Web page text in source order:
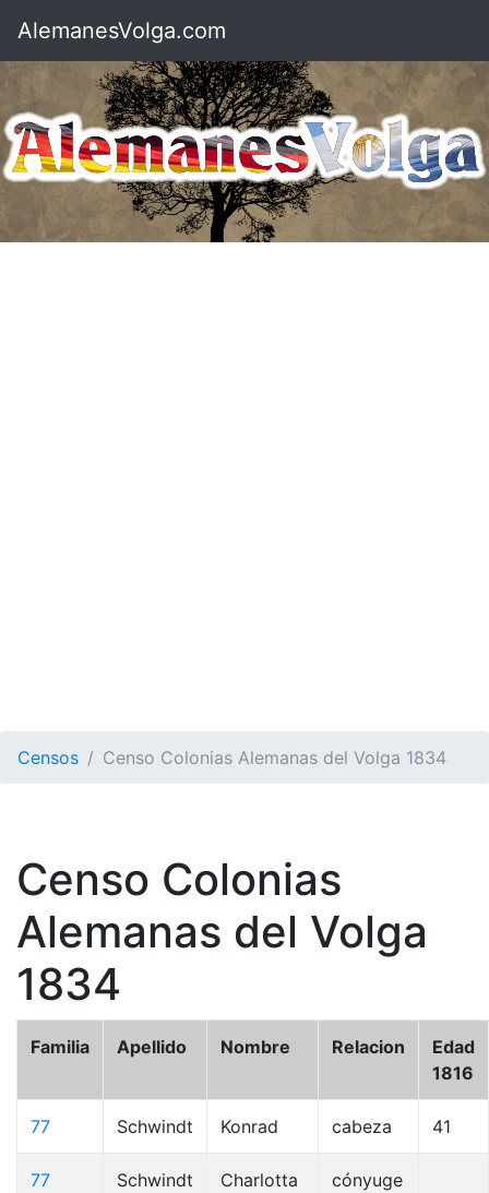
AlemanesVolga.com
Censos Censo Colonias Alemanas del Volga 1834
Censo Colonias
Alemanas del Volga
1834
Familia Apellido Nombre Relacion
Edad
1816
77 Schwindt Konrad cabeza 41
77 Schwindt Charlotta cónyuge